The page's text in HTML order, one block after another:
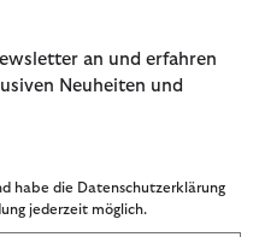
an und erfahren
Neuheiten und
habe die Datenschutzerklärung
jederzeit möglich.